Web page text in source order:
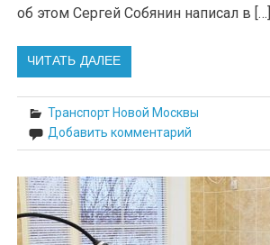
об этом Сергей Собянин написал в […]
ЧИТАТЬ ДАЛЕЕ
Транспорт Новой Москвы
Добавить комментарий